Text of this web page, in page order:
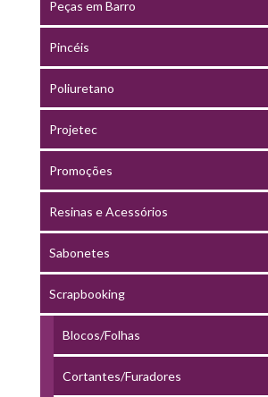
Peças em Barro
Pincéis
Poliuretano
Projetec
Promoções
Resinas e Acessórios
Sabonetes
Scrapbooking
Blocos/Folhas
Cortantes/Furadores